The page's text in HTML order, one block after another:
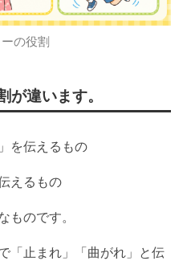
の役割
が違います。
を伝えるもの
えるもの
ものです。
「止まれ」「曲がれ」と伝